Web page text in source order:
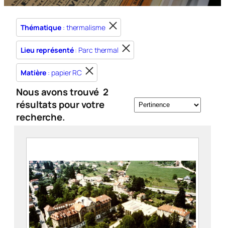
Thématique : thermalisme
Lieu représenté: Parc thermal
Matière : papier RC
Nous avons trouvé 2
résultats pour votre
recherche.